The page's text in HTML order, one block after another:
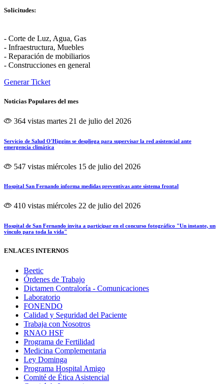
Solicitudes:
- Corte de Luz, Agua, Gas
- Infraestructura, Muebles
- Reparación de mobiliarios
- Construcciones en general
Generar Ticket
Noticias Populares del mes
364 vistas martes 21 de julio del 2026
Servicio de Salud O'Higgins se despliega para supervisar la red asistencial ante
emergencia climática
547 vistas miércoles 15 de julio del 2026
Hospital San Fernando informa medidas preventivas ante sistema frontal
410 vistas miércoles 22 de julio del 2026
Hospital de San Fernando invita a participar en el concurso fotográfico "Un instante, un
vínculo para toda la vida"
ENLACES INTERNOS
Beetic
Órdenes de Trabajo
Dictamen Contraloría - Comunicaciones
Laboratorio
FONENDO
Calidad y Seguridad del Paciente
Trabaja con Nosotros
RNAO HSF
Programa de Fertilidad
Medicina Complementaria
Ley Dominga
Programa Hospital Amigo
Comité de Ética Asistencial